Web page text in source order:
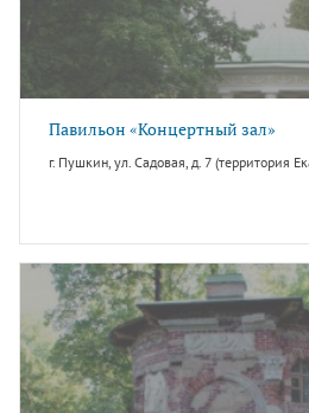
Павильон «Концертный зал»
г. Пушкин, ул. Садовая, д. 7 (территория